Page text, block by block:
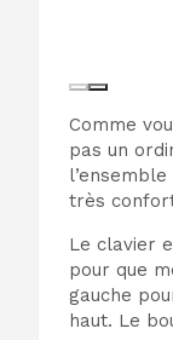
Comme
pas un
très
Le clavier
pour que
gauche
haut. Le